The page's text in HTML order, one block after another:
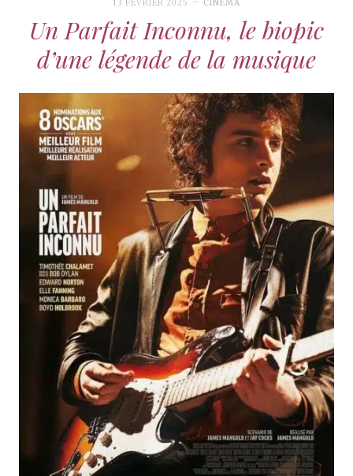
13 FÉVRIER 2025 CINÉMA
Un Parfait Inconnu, le biopic
d’une légende de la musique